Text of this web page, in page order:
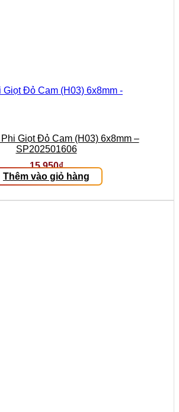
Giọt Đỏ Cam (H03) 6x8mm –
SP202501606
15.950₫
Thêm vào giỏ hàng